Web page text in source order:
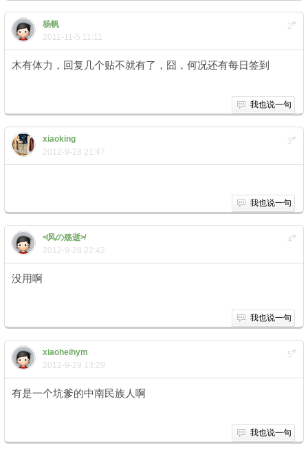
2#
杨帆
2011-11-5 11:11
木有体力，回复几个贴不就有了，囧，何况还有每日签到
我也说一句
3#
xiaoking
2012-9-28 21:47
我也说一句
4#
≮风の殇逝≯
2012-9-28 22:42
没用啊
我也说一句
5#
xiaoheihym
2012-9-29 13:29
有是一个坑爹的中南民族人啊
我也说一句